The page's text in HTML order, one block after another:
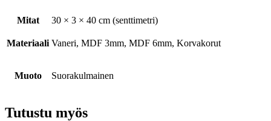
Mitat 30 × 3 × 40 cm (senttimetri)
Materiaali Vaneri, MDF 3mm, MDF 6mm, Korvakorut
Muoto Suorakulmainen
Tutustu myös